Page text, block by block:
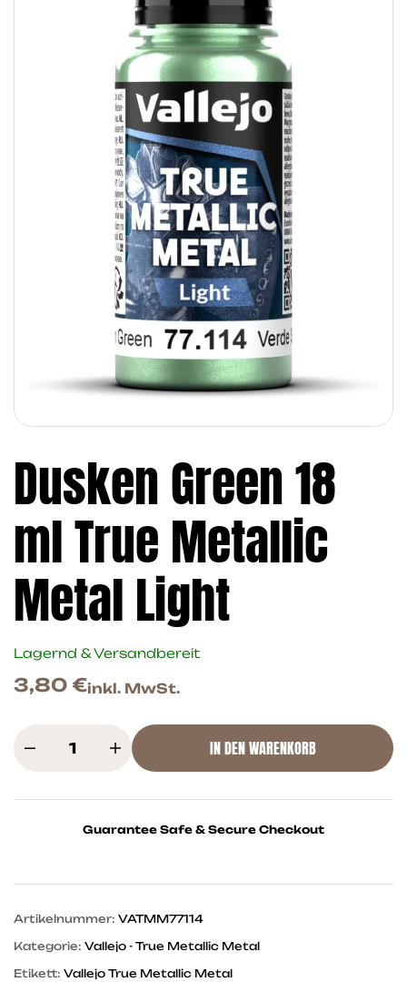
Dusken Green 18
ml True Metallic
Metal Light
Lagernd & Versandbereit
3,80 €inkl. MwSt.
IN DEN WARENKORB
Guarantee Safe & Secure Checkout
Artikelnummer: VATMM77114
Kategorie: Vallejo - True Metallic Metal
Etikett: Vallejo True Metallic Metal